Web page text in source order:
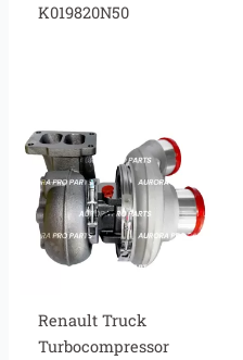
K019820N50
Renault Truck
Turbocompressor